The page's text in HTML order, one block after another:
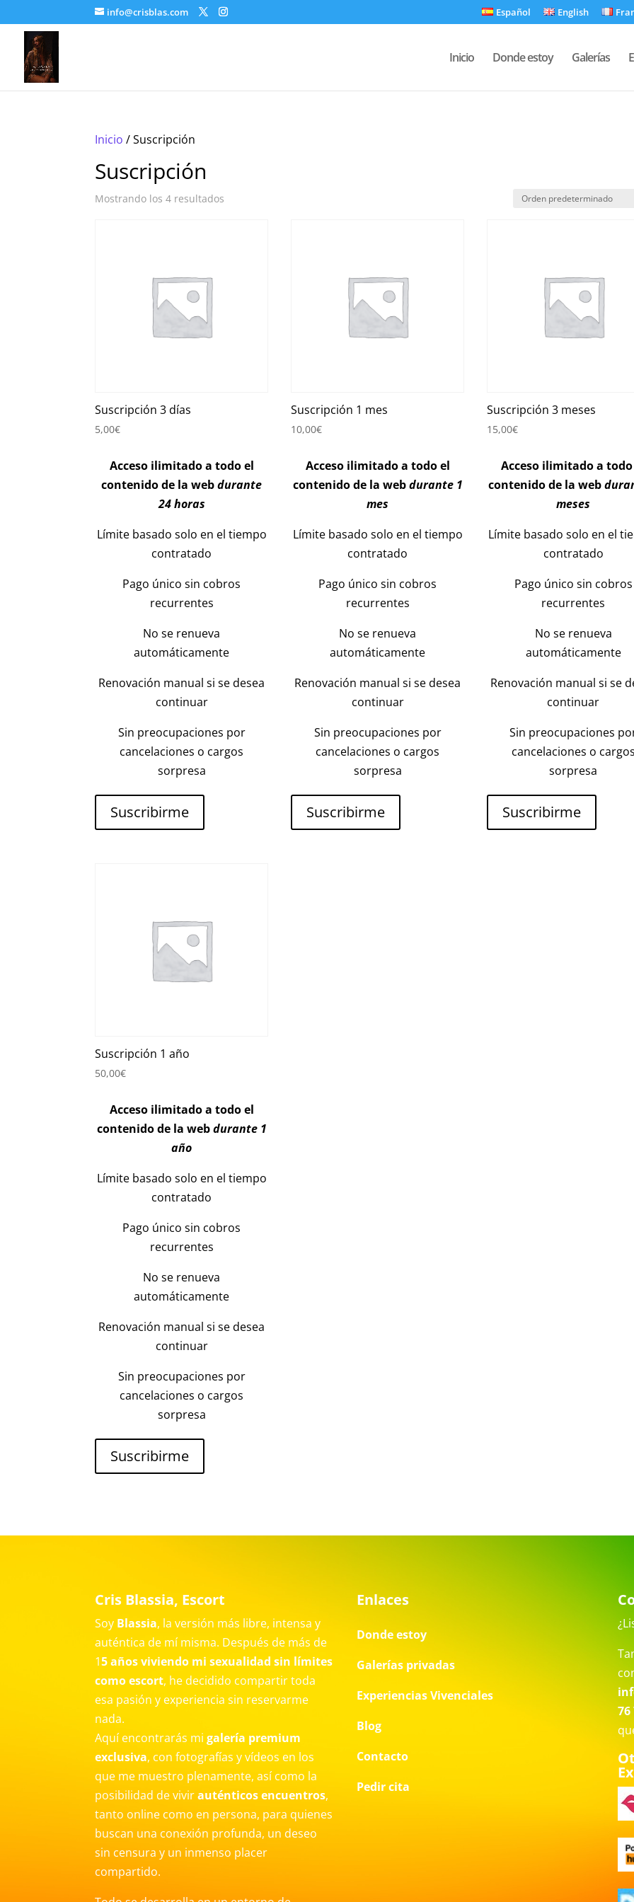
info@crisblas.com Español English
Inicio Donde estoy Galerías
Inicio / Suscripción
Suscripción
Mostrando los 4 resultados
Suscripción 3 días
5,00€
Acceso ilimitado a todo el
contenido de la webdurante
24 horas
Límite basado solo en el tiempo
contratado
Pago único sin cobros
recurrentes
No se renueva
automáticamente
Renovación manual si se desea
continuar
Sin preocupaciones por
cancelaciones o cargos
sorpresa
Suscribirme
Suscripción 1 mes
10,00€
Acceso ilimitado a todo el
contenido de la webdurante 1
mes
Límite basado solo en el tiempo
contratado
Pago único sin cobros
recurrentes
No se renueva
automáticamente
Renovación manual si se desea
continuar
Sin preocupaciones por
cancelaciones o cargos
sorpresa
Suscribirme
Suscripción 3 meses
15,00€
Acceso ilimitado a
contenido de la web
meses
Límite basado solo en el
contratado
Pago único sin cobros
recurrentes
No se renueva
automáticamente
Renovación manual si se
continuar
Sin preocupaciones
cancelaciones o cargos
sorpresa
Suscribirme
Suscripción 1 año
50,00€
Acceso ilimitado a todo el
contenido de la webdurante 1
año
Límite basado solo en el tiempo
contratado
Pago único sin cobros
recurrentes
No se renueva
automáticamente
Renovación manual si se desea
continuar
Sin preocupaciones por
cancelaciones o cargos
sorpresa
Suscribirme
Cris Blassia, Escort
Soy Blassia, la versión más libre, intensa y
auténtica de mí misma. Después de más de
15 años viviendo mi sexualidad sin límites
como escort, he decidido compartir toda
esa pasión y experiencia sin reservarme
nada.
Aquí encontrarás migalería premium
exclusiva, con fotografías y vídeos en los
que me muestro plenamente, así como la
posibilidad de vivirauténticos encuentros,
tanto online como en persona, para quienes
buscan una conexión profunda, un deseo
sin censura y un inmenso placer
compartido.
Enlaces
Donde estoy
Galerías privadas
Experiencias Vivenciales
Blog
Contacto
Pedir cita
76